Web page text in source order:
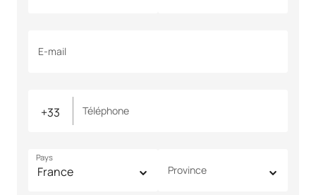
E-mail
Téléphone
Pays
Province